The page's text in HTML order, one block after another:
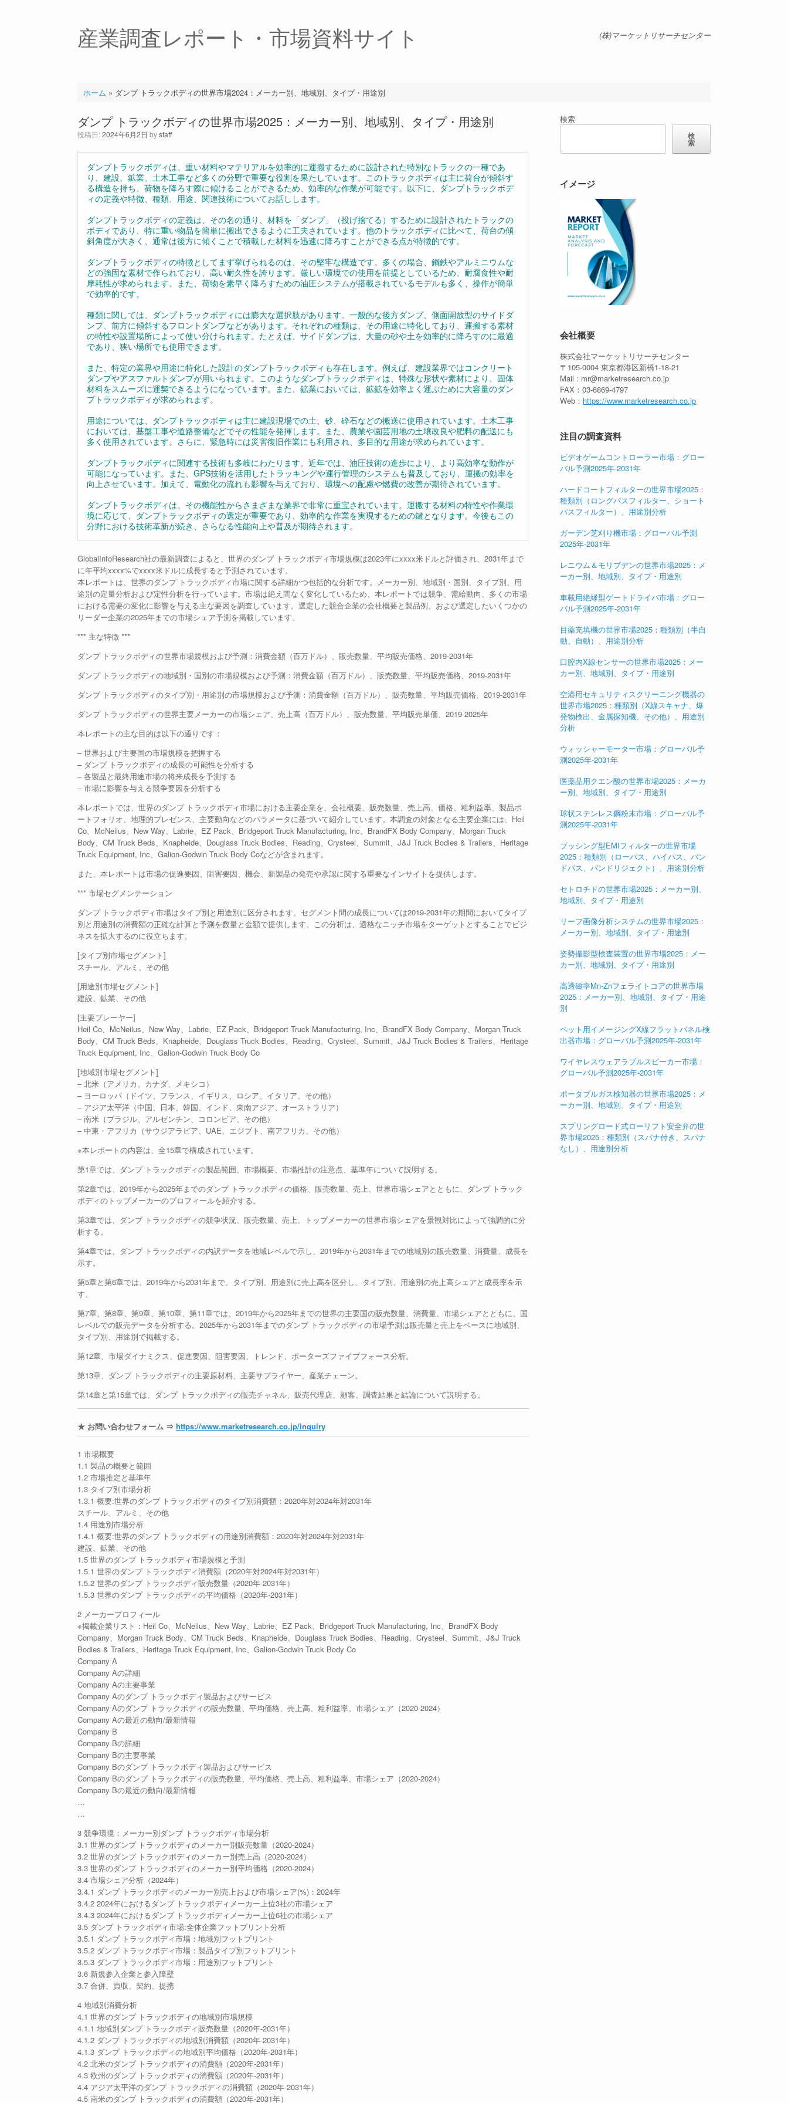
産業調査レポート・市場資料サイト (株)マーケットリサーチセンター
ホーム » ダンプ トラックボディの世界市場2024：メーカー別、地域別、タイプ・用途別
ダンプ トラックボディの世界市場2025：メーカー別、地域別、タイプ・用途別
投稿日:2024年6月2日 bystaff
ダンプトラックボディは、重い材料やマテリアルを効率的に運搬するために設計された特別なトラックの一種であ
り、建設、鉱業、土木工事など多くの分野で重要な役割を果たしています。このトラックボディは主に荷台が傾斜す
る構造を持ち、荷物を降ろす際に傾けることができるため、効率的な作業が可能です。以下に、ダンプトラックボデ
ィの定義や特徴、種類、用途、関連技術についてお話しします。
ダンプトラックボディの定義は、その名の通り、材料を「ダンプ」（投げ捨てる）するために設計されたトラックの
ボディであり、特に重い物品を簡単に搬出できるように工夫されています。他のトラックボディに比べて、荷台の傾
斜角度が大きく、通常は後方に傾くことで積載した材料を迅速に降ろすことができる点が特徴的です。
ダンプトラックボディの特徴としてまず挙げられるのは、その堅牢な構造です。多くの場合、鋼鉄やアルミニウムな
どの強固な素材で作られており、高い耐久性を誇ります。厳しい環境での使用を前提としているため、耐腐食性や耐
摩耗性が求められます。また、荷物を素早く降ろすための油圧システムが搭載されているモデルも多く、操作が簡単
で効率的です。
種類に関しては、ダンプトラックボディには膨大な選択肢があります。一般的な後方ダンプ、側面開放型のサイドダ
ンプ、前方に傾斜するフロントダンプなどがあります。それぞれの種類は、その用途に特化しており、運搬する素材
の特性や設置場所によって使い分けられます。たとえば、サイドダンプは、大量の砂や土を効率的に降ろすのに最適
であり、狭い場所でも使用できます。
また、特定の業界や用途に特化した設計のダンプトラックボディも存在します。例えば、建設業界ではコンクリート
ダンプやアスファルトダンプが用いられます。このようなダンプトラックボディは、特殊な形状や素材により、固体
材料をスムーズに運契できるようになっています。また、鉱業においては、鉱鉱を効率よく運ぶために大容量のダン
プトラックボディが求められます。
用途については、ダンプトラックボディは主に建設現場での土、砂、砕石などの搬送に使用されています。土木工事
においては、基盤工事や道路整備などでその性能を発揮します。また、農業や園芸用地の土壌改良や肥料の配送にも
多く使用されています。さらに、緊急時には災害復旧作業にも利用され、多目的な用途が求められています。
ダンプトラックボディに関連する技術も多岐にわたります。近年では、油圧技術の進歩により、より高効率な動作が
可能になっています。また、GPS技術を活用したトラッキングや運行管理のシステムも普及しており、運搬の効率を
向上させています。加えて、電動化の流れも影響を与えており、環境への配慮や燃費の改善が期待されています。
ダンプトラックボディは、その機能性からさまざまな業界で非常に重宝されています。運搬する材料の特性や作業環
境に応じて、ダンプトラックボディの選定が重要であり、効率的な作業を実現するための鍵となります。今後もこの
分野における技術革新が続き、さらなる性能向上や普及が期待されます。
GlobalInfoResearch社の最新調査によると、世界のダンプ トラックボディ市場規模は2023年にxxxx米ドルと評価され、2031年まで
に年平均xxxx%でxxxx米ドルに成長すると予測されています。
本レポートは、世界のダンプ トラックボディ市場に関する詳細かつ包括的な分析です。メーカー別、地域別・国別、タイプ別、用
途別の定量分析および定性分析を行っています。市場は絶え間なく変化しているため、本レポートでは競争、需給動向、多くの市場
における需要の変化に影響を与える主な要因を調査しています。選定した競合企業の会社概要と製品例、および選定したいくつかの
リーダー企業の2025年までの市場シェア予測を掲載しています。
*** 主な特徴 ***
ダンプ トラックボディの世界市場規模および予測：消費金額（百万ドル）、販売数量、平均販売価格、2019-2031年
ダンプ トラックボディの地域別・国別の市場規模および予測：消費金額（百万ドル）、販売数量、平均販売価格、2019-2031年
ダンプ トラックボディのタイプ別・用途別の市場規模および予測：消費金額（百万ドル）、販売数量、平均販売価格、2019-2031年
ダンプ トラックボディの世界主要メーカーの市場シェア、売上高（百万ドル）、販売数量、平均販売単価、2019-2025年
本レポートの主な目的は以下の通りです：
– 世界および主要国の市場規模を把握する
– ダンプ トラックボディの成長の可能性を分析する
– 各製品と最終用途市場の将来成長を予測する
– 市場に影響を与える競争要因を分析する
本レポートでは、世界のダンプ トラックボディ市場における主要企業を、会社概要、販売数量、売上高、価格、粗利益率、製品ポ
ートフォリオ、地理的プレゼンス、主要動向などのパラメータに基づいて紹介しています。本調査の対象となる主要企業には、Heil
Co、McNeilus、New Way、Labrie、EZ Pack、Bridgeport Truck Manufacturing, Inc、BrandFX Body Company、Morgan Truck
Body、CM Truck Beds、Knapheide、Douglass Truck Bodies、Reading、Crysteel、Summit、J&J Truck Bodies & Trailers、Heritage
Truck Equipment, Inc、Galion-Godwin Truck Body Coなどが含まれます。
また、本レポートは市場の促進要因、阻害要因、機会、新製品の発売や承認に関する重要なインサイトを提供します。
*** 市場セグメンテーション
ダンプ トラックボディ市場はタイプ別と用途別に区分されます。セグメント間の成長については2019-2031年の期間においてタイプ
別と用途別の消費額の正確な計算と予測を数量と金額で提供します。この分析は、適格なニッチ市場をターゲットとすることでビジ
ネスを拡大するのに役立ちます。
[タイプ別市場セグメント]
スチール、アルミ、その他
[用途別市場セグメント]
建設、鉱業、その他
[主要プレーヤー]
Heil Co、McNeilus、New Way、Labrie、EZ Pack、Bridgeport Truck Manufacturing, Inc、BrandFX Body Company、Morgan Truck
Body、CM Truck Beds、Knapheide、Douglass Truck Bodies、Reading、Crysteel、Summit、J&J Truck Bodies & Trailers、Heritage
Truck Equipment, Inc、Galion-Godwin Truck Body Co
[地域別市場セグメント]
– 北米（アメリカ、カナダ、メキシコ）
– ヨーロッパ（ドイツ、フランス、イギリス、ロシア、イタリア、その他）
– アジア太平洋（中国、日本、韓国、インド、東南アジア、オーストラリア）
– 南米（ブラジル、アルゼンチン、コロンビア、その他）
– 中東・アフリカ（サウジアラビア、UAE、エジプト、南アフリカ、その他）
※本レポートの内容は、全15章で構成されています。
第1章では、ダンプ トラックボディの製品範囲、市場概要、市場推計の注意点、基準年について説明する。
第2章では、2019年から2025年までのダンプ トラックボディの価格、販売数量、売上、世界市場シェアとともに、ダンプ トラック
ボディのトップメーカーのプロフィールを紹介する。
第3章では、ダンプ トラックボディの競争状況、販売数量、売上、トップメーカーの世界市場シェアを景観対比によって強調的に分
析する。
第4章では、ダンプ トラックボディの内訳データを地域レベルで示し、2019年から2031年までの地域別の販売数量、消費量、成長を
示す。
第5章と第6章では、2019年から2031年まで、タイプ別、用途別に売上高を区分し、タイプ別、用途別の売上高シェアと成長率を示
す。
第7章、第8章、第9章、第10章、第11章では、2019年から2025年までの世界の主要国の販売数量、消費量、市場シェアとともに、国
レベルでの販売データを分析する。2025年から2031年までのダンプ トラックボディの市場予測は販売量と売上をベースに地域別、
タイプ別、用途別で掲載する。
第12章、市場ダイナミクス、促進要因、阻害要因、トレンド、ポーターズファイブフォース分析。
第13章、ダンプ トラックボディの主要原材料、主要サプライヤー、産業チェーン。
第14章と第15章では、ダンプ トラックボディの販売チャネル、販売代理店、顧客、調査結果と結論について説明する。
★ お問い合わせフォーム ⇒ https://www.marketresearch.co.jp/inquiry
1 市場概要
1.1 製品の概要と範囲
1.2 市場推定と基準年
1.3 タイプ別市場分析
1.3.1 概要:世界のダンプ トラックボディのタイプ別消費額：2020年対2024年対2031年
スチール、アルミ、その他
1.4 用途別市場分析
1.4.1 概要:世界のダンプ トラックボディの用途別消費額：2020年対2024年対2031年
建設、鉱業、その他
1.5 世界のダンプ トラックボディ市場規模と予測
1.5.1 世界のダンプ トラックボディ消費額（2020年対2024年対2031年）
1.5.2 世界のダンプ トラックボディ販売数量（2020年-2031年）
1.5.3 世界のダンプ トラックボディの平均価格（2020年-2031年）
2 メーカープロフィール
※掲載企業リスト：Heil Co、McNeilus、New Way、Labrie、EZ Pack、Bridgeport Truck Manufacturing, Inc、BrandFX Body
Company、Morgan Truck Body、CM Truck Beds、Knapheide、Douglass Truck Bodies、Reading、Crysteel、Summit、J&J Truck
Bodies & Trailers、Heritage Truck Equipment, Inc、Galion-Godwin Truck Body Co
Company A
Company Aの詳細
Company Aの主要事業
Company Aのダンプ トラックボディ製品およびサービス
Company Aのダンプ トラックボディの販売数量、平均価格、売上高、粗利益率、市場シェア（2020-2024）
Company Aの最近の動向/最新情報
Company B
Company Bの詳細
Company Bの主要事業
Company Bのダンプ トラックボディ製品およびサービス
Company Bのダンプ トラックボディの販売数量、平均価格、売上高、粗利益率、市場シェア（2020-2024）
Company Bの最近の動向/最新情報
…
…
3 競争環境：メーカー別ダンプ トラックボディ市場分析
3.1 世界のダンプ トラックボディのメーカー別販売数量（2020-2024）
3.2 世界のダンプ トラックボディのメーカー別売上高（2020-2024）
3.3 世界のダンプ トラックボディのメーカー別平均価格（2020-2024）
3.4 市場シェア分析（2024年）
3.4.1 ダンプ トラックボディのメーカー別売上および市場シェア(%)：2024年
3.4.2 2024年におけるダンプ トラックボディメーカー上位3社の市場シェア
3.4.3 2024年におけるダンプ トラックボディメーカー上位6社の市場シェア
3.5 ダンプ トラックボディ市場:全体企業フットプリント分析
3.5.1 ダンプ トラックボディ市場：地域別フットプリント
3.5.2 ダンプ トラックボディ市場：製品タイプ別フットプリント
3.5.3 ダンプ トラックボディ市場：用途別フットプリント
3.6 新規参入企業と参入障壁
3.7 合併、買収、契約、提携
4 地域別消費分析
4.1 世界のダンプ トラックボディの地域別市場規模
4.1.1 地域別ダンプ トラックボディ販売数量（2020年-2031年）
4.1.2 ダンプ トラックボディの地域別消費額（2020年-2031年）
4.1.3 ダンプ トラックボディの地域別平均価格（2020年-2031年）
4.2 北米のダンプ トラックボディの消費額（2020年-2031年）
4.3 欧州のダンプ トラックボディの消費額（2020年-2031年）
4.4 アジア太平洋のダンプ トラックボディの消費額（2020年-2031年）
4.5 南米のダンプ トラックボディの消費額（2020年-2031年）
検索
検
索
イメージ
会社概要
株式会社マーケットリサーチセンター
〒105-0004 東京都港区新橋1-18-21
Mail : mr@marketresearch.co.jp
FAX：03-6869-4797
Web： https://www.marketresearch.co.jp
注目の調査資料
ビデオゲームコントローラー市場：グロー
バル予測2025年-2031年
ハードコートフィルターの世界市場2025：
種類別（ロングパスフィルター、ショート
パスフィルター）、用途別分析
ガーデン芝刈り機市場：グローバル予測
2025年-2031年
レニウム＆モリブデンの世界市場2025：メ
ーカー別、地域別、タイプ・用途別
車載用絶縁型ゲートドライバ市場：グロー
バル予測2025年-2031年
目薬充填機の世界市場2025：種類別（半自
動、自動）、用途別分析
口腔内X線センサーの世界市場2025：メー
カー別、地域別、タイプ・用途別
空港用セキュリティスクリーニング機器の
世界市場2025：種類別（X線スキャナ、爆
発物検出、金属探知機、その他）、用途別
分析
ウォッシャーモーター市場：グローバル予
測2025年-2031年
医薬品用クエン酸の世界市場2025：メーカ
ー別、地域別、タイプ・用途別
球状ステンレス鋼粉末市場：グローバル予
測2025年-2031年
ブッシング型EMIフィルターの世界市場
2025：種類別（ローパス、ハイパス、バン
ドパス、バンドリジェクト）、用途別分析
セトロチドの世界市場2025：メーカー別、
地域別、タイプ・用途別
リーフ画像分析システムの世界市場2025：
メーカー別、地域別、タイプ・用途別
姿勢撮影型検査装置の世界市場2025：メー
カー別、地域別、タイプ・用途別
高透磁率Mn-Znフェライトコアの世界市場
2025：メーカー別、地域別、タイプ・用途
別
ペット用イメージングX線フラットパネル検
出器市場：グローバル予測2025年-2031年
ワイヤレスウェアラブルスピーカー市場：
グローバル予測2025年-2031年
ポータブルガス検知器の世界市場2025：メ
ーカー別、地域別、タイプ・用途別
スプリングロード式ローリフト安全弁の世
界市場2025：種類別（スパナ付き、スパナ
なし）、用途別分析